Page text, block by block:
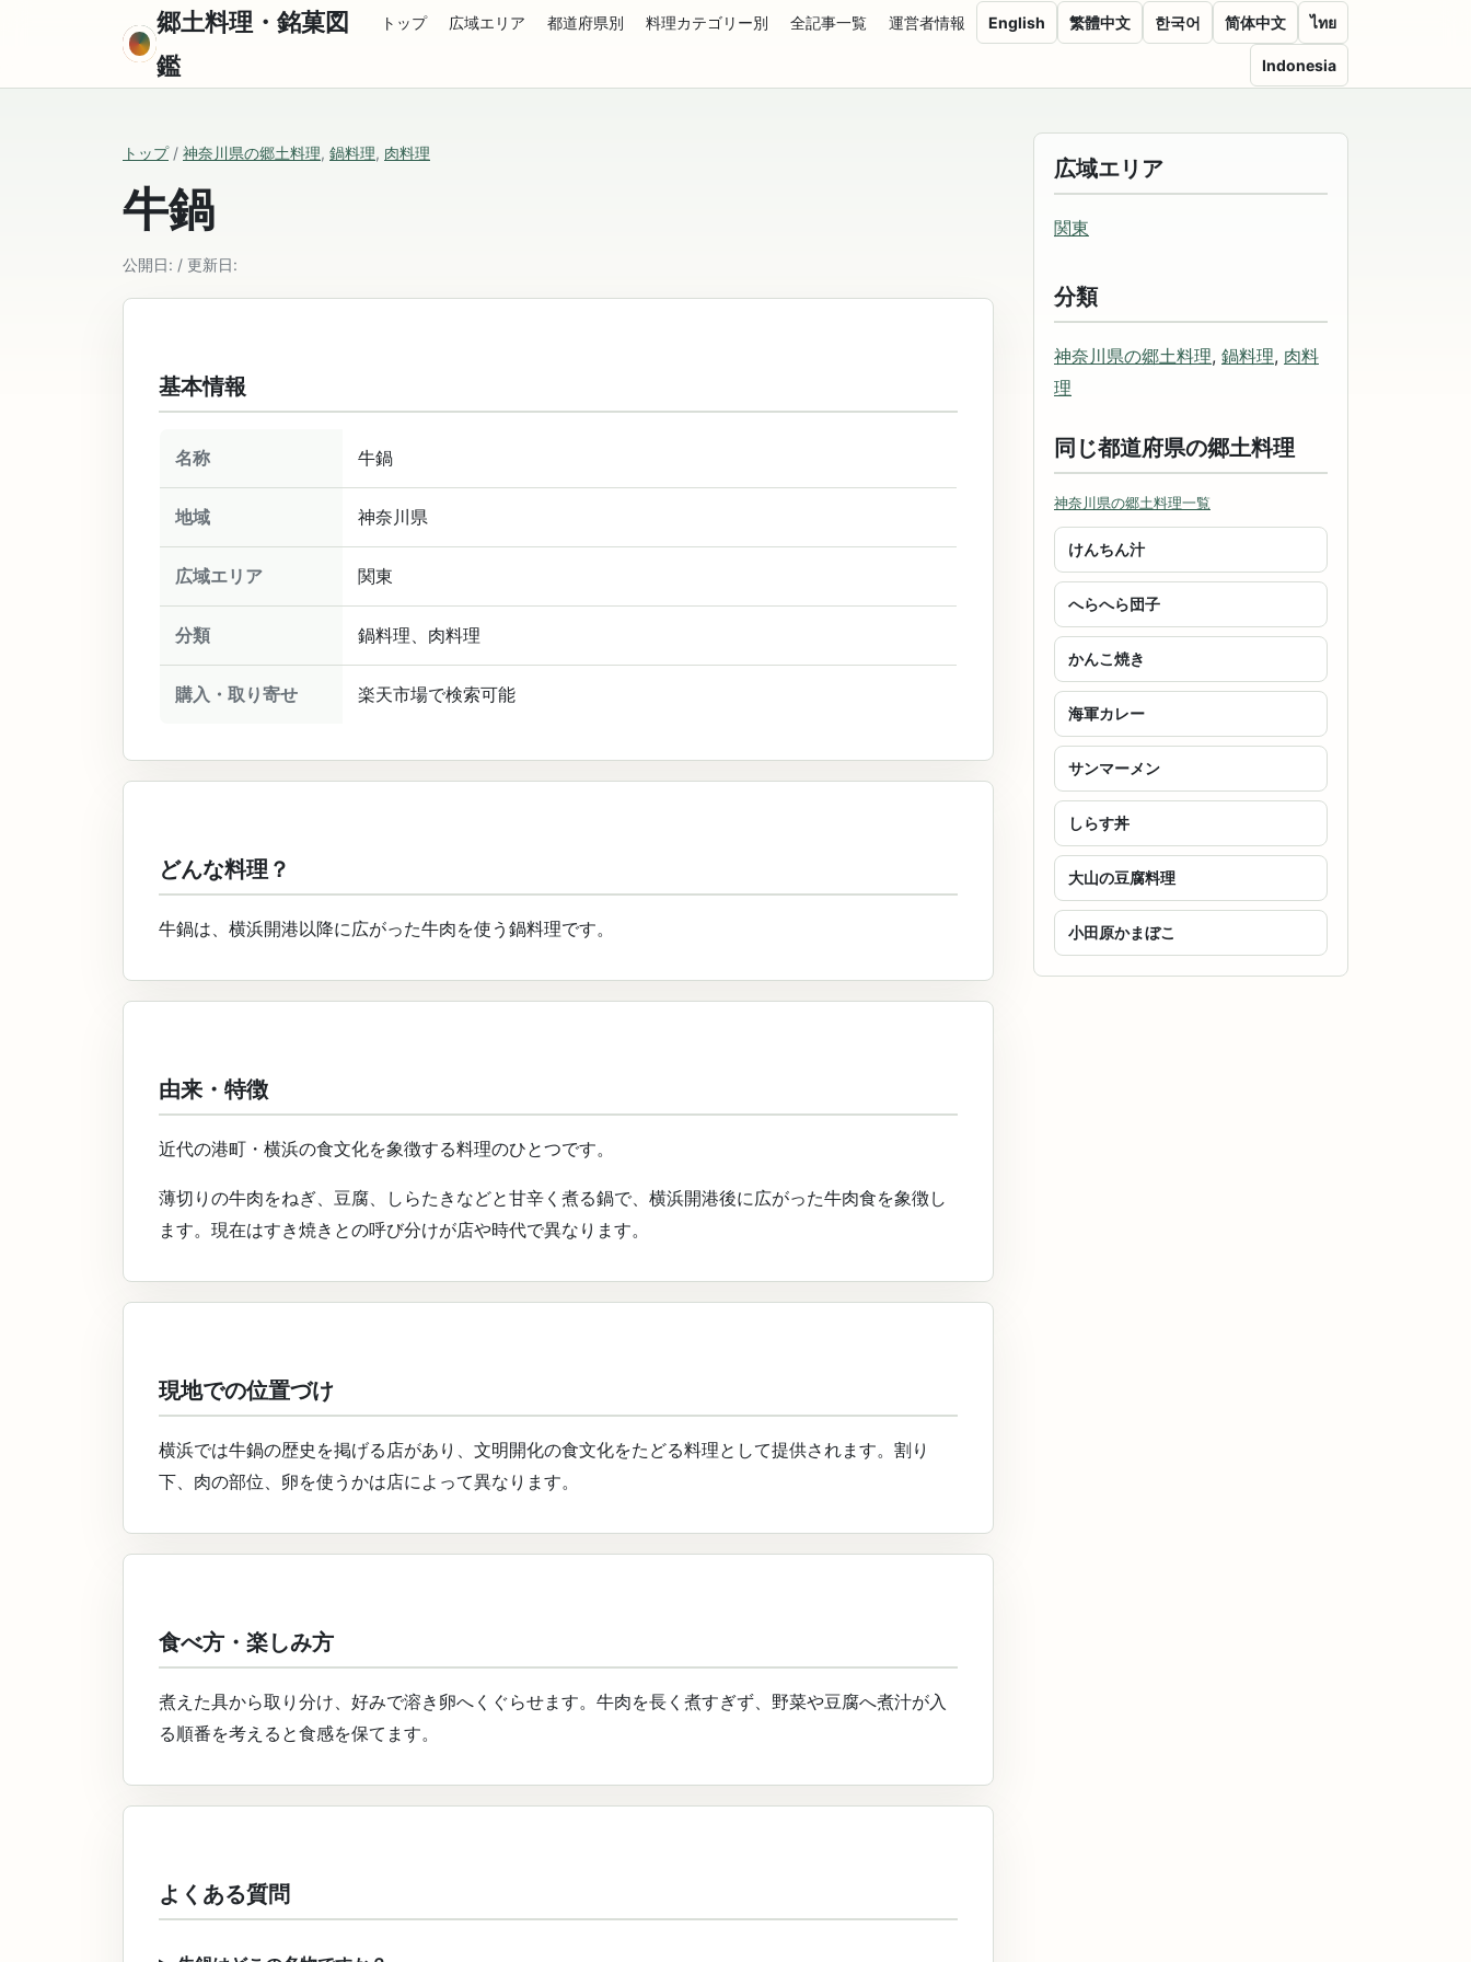
郷土料理・銘菓図
鑑
トップ 広域エリア 都道府県別 料理カテゴリー別 全記事一覧 運営者情報 English 繁體中文 한국어 简体中文 ไทย
Indonesia
トップ/ 神奈川県の郷土料理, 鍋料理, 肉料理
牛鍋
公開日: / 更新日:
基本情報
名称 牛鍋
地域 神奈川県
広域エリア 関東
分類 鍋料理、肉料理
購入・取り寄せ 楽天市場で検索可能
どんな料理？
牛鍋は、横浜開港以降に広がった牛肉を使う鍋料理です。
由来・特徴
近代の港町・横浜の食文化を象徴する料理のひとつです。
薄切りの牛肉をねぎ、豆腐、しらたきなどと甘辛く煮る鍋で、横浜開港後に広がった牛肉食を象徴し
ます。現在はすき焼きとの呼び分けが店や時代で異なります。
現地での位置づけ
横浜では牛鍋の歴史を掲げる店があり、文明開化の食文化をたどる料理として提供されます。割り
下、肉の部位、卵を使うかは店によって異なります。
食べ方・楽しみ方
煮えた具から取り分け、好みで溶き卵へくぐらせます。牛肉を長く煮すぎず、野菜や豆腐へ煮汁が入
る順番を考えると食感を保てます。
よくある質問
広域エリア
関東
分類
神奈川県の郷土料理, 鍋料理, 肉料
理
同じ都道府県の郷土料理
神奈川県の郷土料理一覧
けんちん汁
へらへら団子
かんこ焼き
海軍カレー
サンマーメン
しらす丼
大山の豆腐料理
小田原かまぼこ